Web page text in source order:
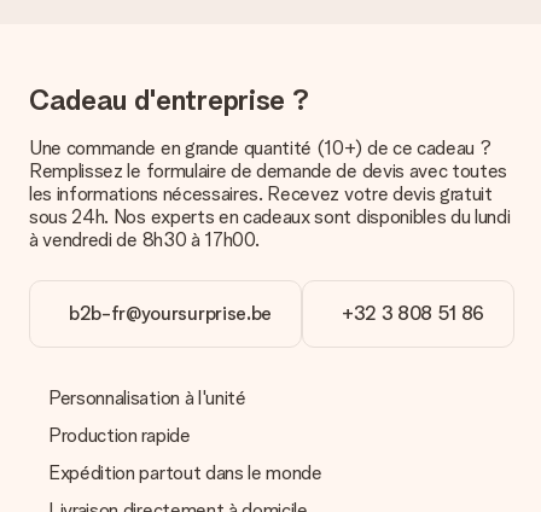
Comment puis-je régler ma commande ?
Nous proposons les formes de paiement suivantes : Paypal,
carte bancaire ou par virement bancaire. Comptez un délai de
3 jours supplémentaires pour la livraison de votre cadeau en
Réception du cadeau
Que puis-je faire si le cadeau ne me convient pas tout à
Nous déplorons le fait que votre cadeau ne vous plaise pas.
Vous pouvez dans ce cas contacter notre service client qui
vous aidera à trouver une solution satisfaisante.
La facture est-elle envoyée avec le cadeau ?
Nous n’envoyons pas de facture avec le cadeau. Nous vous
Cadeau d'entreprise ?
Une commande en grande quantité (10+) de ce cadeau ?
Remplissez le formulaire de demande de devis avec toutes
les informations nécessaires. Recevez votre devis gratuit
sous 24h. Nos experts en cadeaux sont disponibles du lundi
à vendredi de 8h30 à 17h00.
b2b-fr@yoursurprise.be +32 3 808 51 86
Personnalisation à l'unité
Production rapide
Expédition partout dans le monde